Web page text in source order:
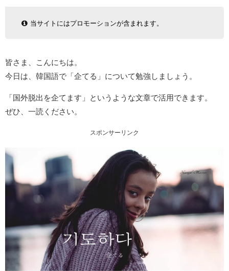
当サイトにはプロモーションが含まれます。
皆さま、こんにちは。
今日は、韓国語で「企てる」について勉強しましょう。
「国外脱出を企てます」というような文章で活用できます。
ぜひ、一読ください。
スポンサーリンク